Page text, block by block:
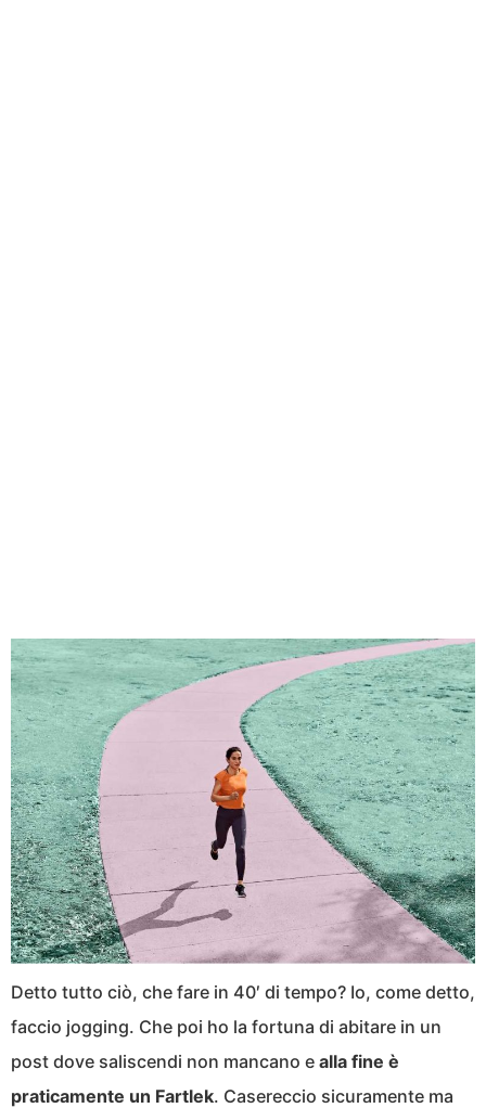
Detto tutto ciò, che fare in 40′ di tempo? Io, come detto,
faccio jogging. Che poi ho la fortuna di abitare in un
post dove saliscendi non mancano e alla fine è
praticamente un Fartlek. Casereccio sicuramente ma